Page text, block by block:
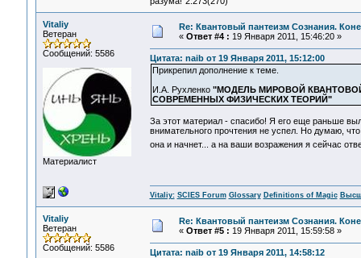
Vitaliy
Ветеран
Сообщений: 5586
Материалист
Re: Квантовый пантеизм Сознания.
« Ответ #4 : 19 Января 2011, 15:46:20 »
Цитата: naib от 19 Января 2011, 15:12:00
Прикрепил дополнение к теме.
И.А. Рухленко "МОДЕЛЬ МИРОВОЙ
СОВРЕМЕННЫХ ФИЗИЧЕСКИХ ТЕОРИЙ"
За этот материал - спасибо! Я его еще раньше
внимательного прочтения не успел. Но думаю,
она и начнет... а на ваши возражения я сейчас
Vitaliy: SCIES Forum Glossary Definitions of Magic
Vitaliy
Ветеран
Сообщений: 5586
Re: Квантовый пантеизм Сознания.
« Ответ #5 : 19 Января 2011, 15:59:58 »
Цитата: naib от 19 Января 2011, 14:58:12